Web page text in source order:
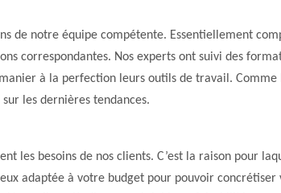
de notre équipe compétente. Essentiellement
correspondantes. Nos experts ont suivi des
à la perfection leurs outils de travail. Comme
les dernières tendances.
les besoins de nos clients. C’est la raison pour
adaptée à votre budget pour pouvoir concrétiser